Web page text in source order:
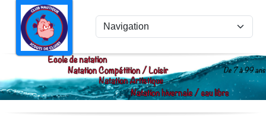
Panneau de gestion des cookies